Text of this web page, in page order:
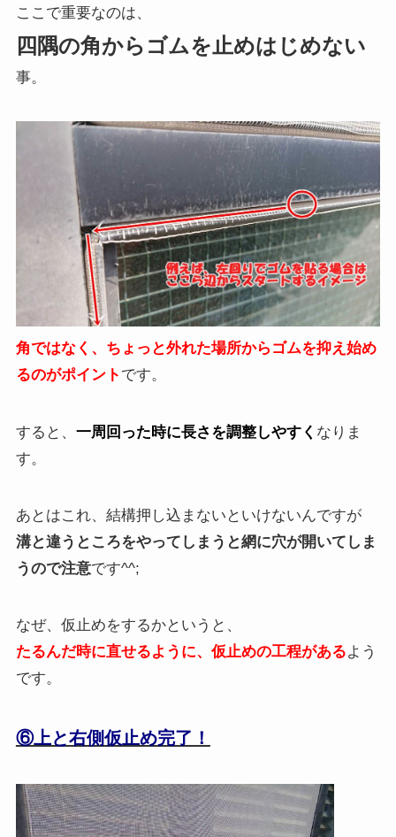
ここで重要なのは、
四隅の角からゴムを止めはじめない
事。
角ではなく、ちょっと外れた場所からゴムを抑え始め
るのがポイント です。
すると、 一周回った時に長さを調整しやすく なりま
す。
あとはこれ、結構押し込まないといけないんですが
溝と違うところをやってしまうと網に穴が開いてしま
うので注意です^^;
なぜ、仮止めをするかというと、
たるんだ時に直せるように、仮止めの工程があるよう
です。
⑥上と右側仮止め完了！